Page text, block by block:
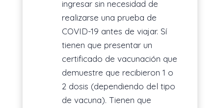
ingresar sin necesidad de
realizarse una prueba de
COVID-19 antes de viajar. Sí
tienen que presentar un
certificado de vacunación que
demuestre que recibieron 1 o
2 dosis (dependiendo del tipo
de vacuna). Tienen que